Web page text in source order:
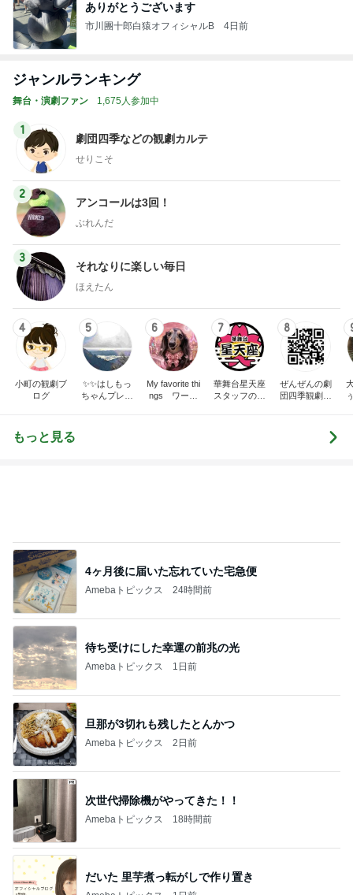
ありがとうございます
市川團十郎白猿オフィシャルB 4日前
ジャンルランキング
舞台・演劇ファン 1,675人参加中
1
劇団四季などの観劇カルテ
せりこそ
2
アンコールは3回！
ぶれんだ
3
それなりに楽しい毎日
ほえたん
4
小町の観劇ブ
ログ
5
✨️✨️はしもっ
ちゃんプレミ
6
My favorite thi
ngs ワーキ
7
華舞台星天座
スタッフのゆ
8
ぜんぜんの劇
団四季観劇記
もっと見る
4ヶ月後に届いた忘れていた宅急便
Amebaトピックス 24時間前
待ち受けにした幸運の前兆の光
Amebaトピックス 1日前
旦那が3切れも残したとんかつ
Amebaトピックス 2日前
次世代掃除機がやってきた！！
Amebaトピックス 18時間前
だいた 里芋煮っ転がしで作り置き